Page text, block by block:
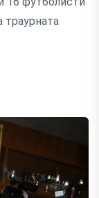
траурната